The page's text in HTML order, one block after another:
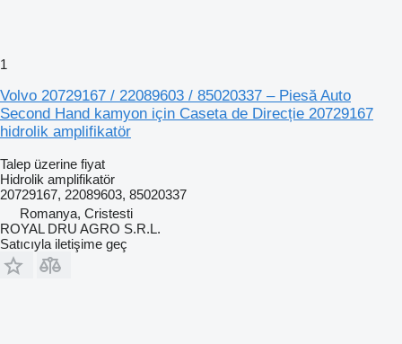
1
Volvo 20729167 / 22089603 / 85020337 – Piesă Auto
Second Hand kamyon için Caseta de Direcție 20729167
hidrolik amplifikatör
Talep üzerine fiyat
Hidrolik amplifikatör
20729167, 22089603, 85020337
Romanya, Cristesti
ROYAL DRU AGRO S.R.L.
Satıcıyla iletişime geç